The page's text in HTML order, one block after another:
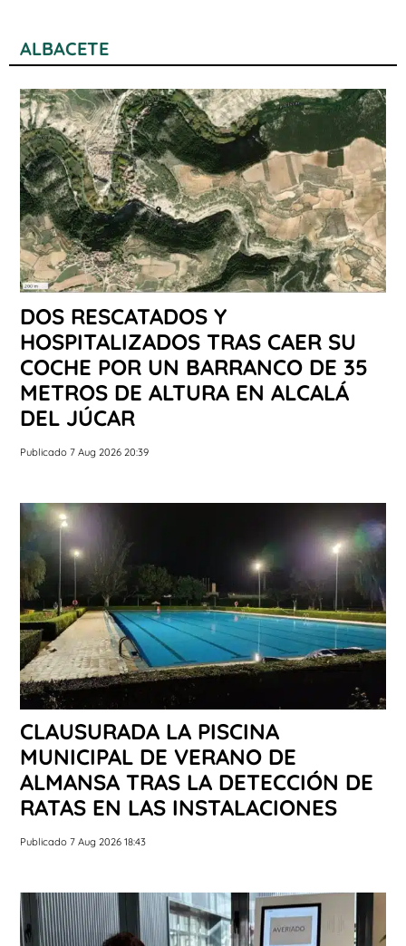
ALBACETE
DOS RESCATADOS Y
HOSPITALIZADOS TRAS CAER SU
COCHE POR UN BARRANCO DE 35
METROS DE ALTURA EN ALCALÁ
DEL JÚCAR
Publicado 7 Aug 2026 20:39
CLAUSURADA LA PISCINA
MUNICIPAL DE VERANO DE
ALMANSA TRAS LA DETECCIÓN DE
RATAS EN LAS INSTALACIONES
Publicado 7 Aug 2026 18:43